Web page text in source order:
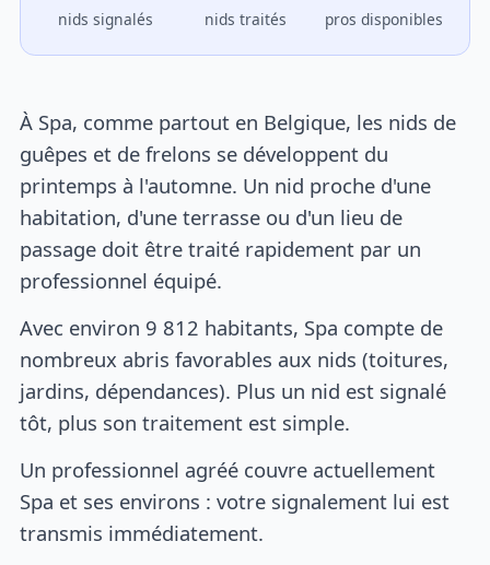
nids signalés nids traités pros disponibles
À Spa, comme partout en Belgique, les nids de
guêpes et de frelons se développent du
printemps à l'automne. Un nid proche d'une
habitation, d'une terrasse ou d'un lieu de
passage doit être traité rapidement par un
professionnel équipé.
Avec environ 9 812 habitants, Spa compte de
nombreux abris favorables aux nids (toitures,
jardins, dépendances). Plus un nid est signalé
tôt, plus son traitement est simple.
Un professionnel agréé couvre actuellement
Spa et ses environs : votre signalement lui est
transmis immédiatement.